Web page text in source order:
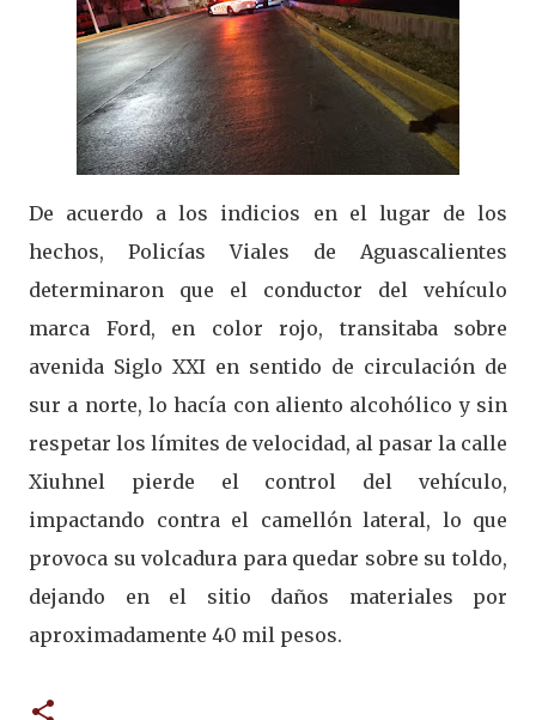
De acuerdo a los indicios en el lugar de los
hechos, Policías Viales de Aguascalientes
determinaron que el conductor del vehículo
marca Ford, en color rojo, transitaba sobre
avenida Siglo XXI en sentido de circulación de
sur a norte, lo hacía con aliento alcohólico y sin
respetar los límites de velocidad, al pasar la calle
Xiuhnel pierde el control del vehículo,
impactando contra el camellón lateral, lo que
provoca su volcadura para quedar sobre su toldo,
dejando en el sitio daños materiales por
aproximadamente 40 mil pesos.